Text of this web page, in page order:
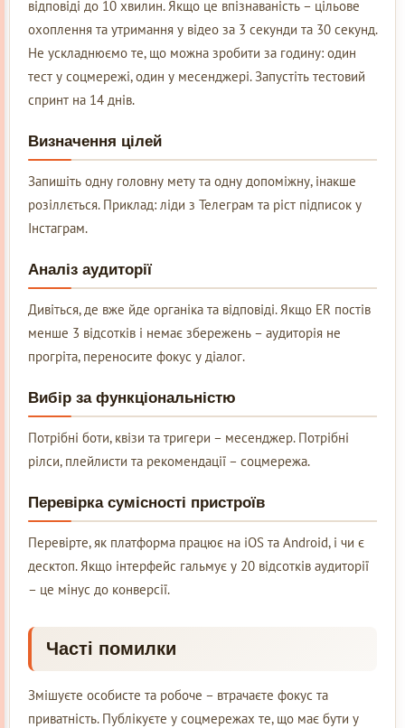
відповіді до 10 хвилин. Якщо це впізнаваність – цільове
охоплення та утримання у відео за 3 секунди та 30 секунд.
Не ускладнюємо те, що можна зробити за годину: один
тест у соцмережі, один у месенджері. Запустіть тестовий
спринт на 14 днів.
Визначення цілей
Запишіть одну головну мету та одну допоміжну, інакше
розіллється. Приклад: ліди з Телеграм та ріст підписок у
Інстаграм.
Аналіз аудиторії
Дивіться, де вже йде органіка та відповіді. Якщо ER постів
менше 3 відсотків і немає збережень – аудиторія не
прогріта, переносите фокус у діалог.
Вибір за функціональністю
Потрібні боти, квізи та тригери – месенджер. Потрібні
рілси, плейлисти та рекомендації – соцмережа.
Перевірка сумісності пристроїв
Перевірте, як платформа працює на iOS та Android, і чи є
десктоп. Якщо інтерфейс гальмує у 20 відсотків аудиторії
– це мінус до конверсії.
Часті помилки
Змішуєте особисте та робоче – втрачаєте фокус та
приватність. Публікуєте у соцмережах те, що має бути у